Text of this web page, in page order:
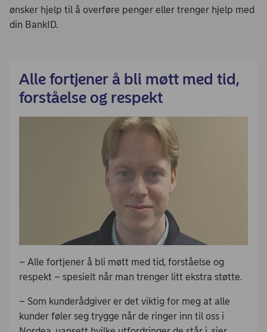
ønsker hjelp til å overføre penger eller trenger hjelp med
din BankID.
Alle fortjener å bli møtt med tid,
forståelse og respekt
– Alle fortjener å bli møtt med tid, forståelse og
respekt – spesielt når man trenger litt ekstra støtte.
– Som kunderådgiver er det viktig for meg at alle
kunder føler seg trygge når de ringer inn til oss i